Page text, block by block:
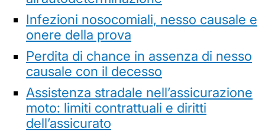
Infezioni nosocomiali, nesso causale e
onere della prova
Perdita di chance in assenza di nesso
causale con il decesso
Assistenza stradale nell’assicurazione
moto: limiti contrattuali e diritti
dell’assicurato